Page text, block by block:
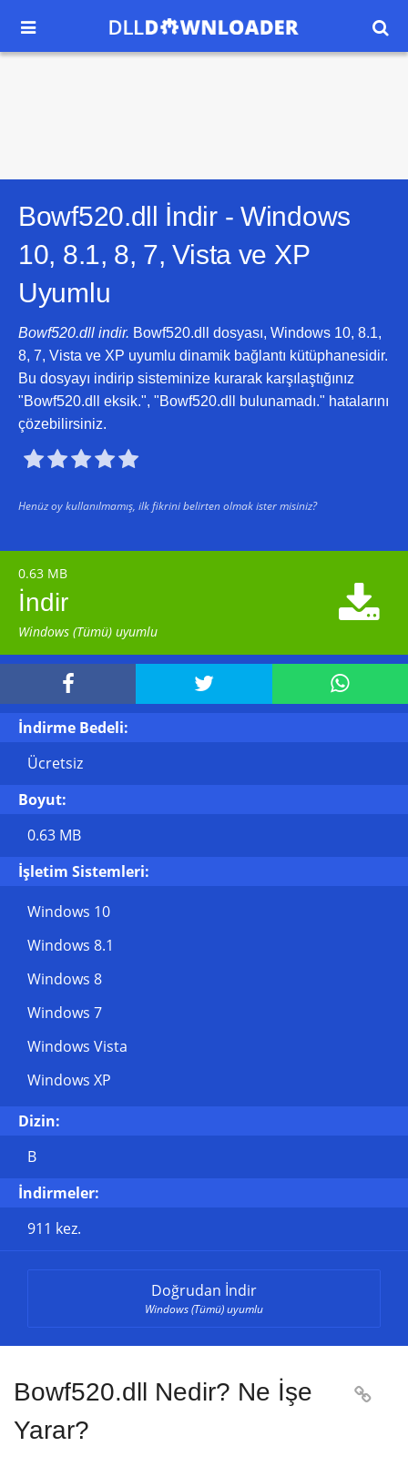
 
Bowf520.dll İndir - Windows
10, 8.1, 8, 7, Vista ve XP
Uyumlu
Bowf520.dll indir. Bowf520.dll dosyası, Windows 10, 8.1,
8, 7, Vista ve XP uyumlu dinamik bağlantı kütüphanesidir.
Bu dosyayı indirip sisteminize kurarak karşılaştığınız
"Bowf520.dll eksik.", "Bowf520.dll bulunamadı." hatalarını
çözebilirsiniz.

Henüz oy kullanılmamış, ilk fikrini belirten olmak ister misiniz?
0.63 MB
İndir
Windows (Tümü) uyumlu

  
İndirme Bedeli:
Ücretsiz
Boyut:
0.63 MB
İşletim Sistemleri:
Windows 10
Windows 8.1
Windows 8
Windows 7
Windows Vista
Windows XP
Dizin:
B
İndirmeler:
911 kez.
Doğrudan İndir
Windows (Tümü) uyumlu
Bowf520.dll Nedir? Ne İşe
Yarar?
